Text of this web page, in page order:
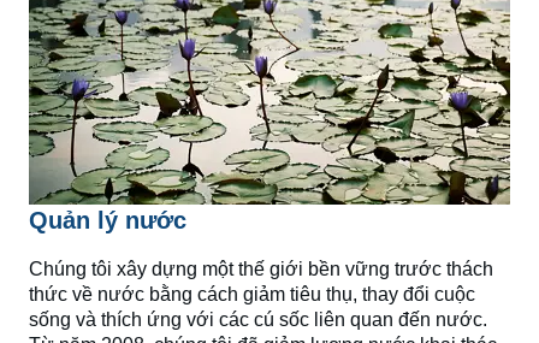
Quản lý nước
Chúng tôi xây dựng một thế giới bền vững trước thách
thức về nước bằng cách giảm tiêu thụ, thay đổi cuộc
sống và thích ứng với các cú sốc liên quan đến nước.